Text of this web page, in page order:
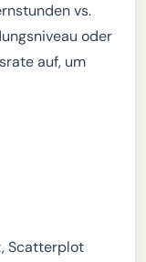
vs.
oder
auf, um
Scatterplot